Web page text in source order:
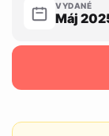
VYDANÉ
Máj